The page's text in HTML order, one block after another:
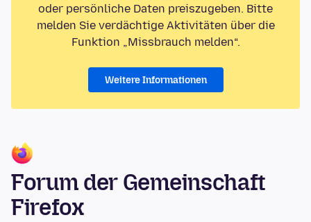
oder persönliche Daten preiszugeben. Bitte
melden Sie verdächtige Aktivitäten über die
Funktion „Missbrauch melden“.
Weitere Informationen
Forum der Gemeinschaft
Firefox